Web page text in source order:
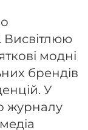
Висвітлюю
модні
брендів
У
журналу